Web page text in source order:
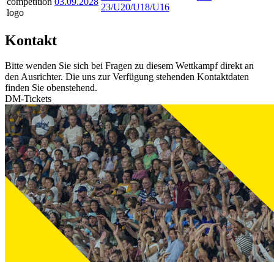
23/U20/U18/U16
Kontakt
Bitte wenden Sie sich bei Fragen zu diesem Wettkampf direkt an
den Ausrichter. Die uns zur Verfügung stehenden Kontaktdaten
finden Sie obenstehend.
DM-Tickets